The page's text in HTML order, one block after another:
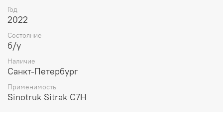
Год
2022
Состояние
б/у
Наличие
Санкт-Петербург
Применимость
Sinotruk Sitrak C7H